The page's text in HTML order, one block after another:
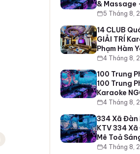
& Massage
5 Tháng 8,
14 CLUB
GIẢI TRÍ
Phạm Hàm
4 Tháng 8,
100 Trung
100 Trung
Karaoke
4 Tháng 8,
334 Xã Đàn
KTV 334
Mê Toả
4 Tháng 8,